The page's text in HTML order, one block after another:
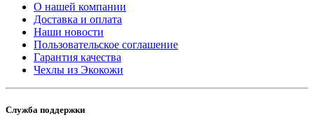
О нашей компании
Доставка и оплата
Наши новости
Пользовательское соглашение
Гарантия качества
Чехлы из Экокожи
Служба поддержки